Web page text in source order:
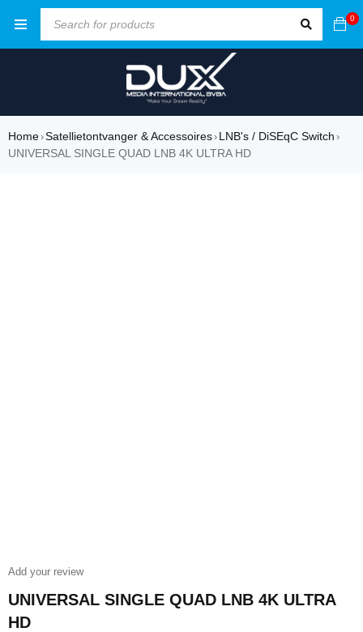
0
Home›Satellietontvanger & Accessoires› LNB's / DiSEqC Switch ›
UNIVERSAL SINGLE QUAD LNB 4K ULTRA HD
Add your review
UNIVERSAL SINGLE QUAD LNB 4K ULTRA
HD